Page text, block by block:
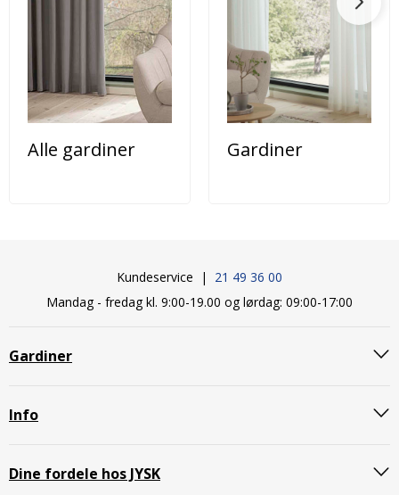
Alle gardiner Gardiner
Kundeservice | 21 49 36 00
Mandag - fredag kl. 9:00-19.00 og lørdag: 09:00-17:00
Gardiner
Info
Dine fordele hos JYSK